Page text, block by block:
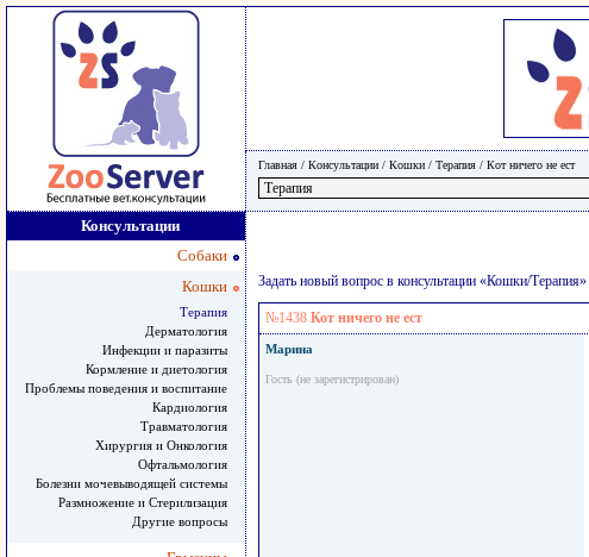
Главная / Консультации / Кошки / Терапия / Кот ничего не ест
Консультации
Собаки
Кошки
Терапия
Дерматология
Инфекции и паразиты
Кормление и диетология
Проблемы поведения и воспитание
Кардиология
Травматология
Хирургия и Онкология
Офтальмология
Болезни мочевыводящей системы
Размножение и Стерилизация
Другие вопросы
Задать новый вопрос в консультации «Кошки/Терапия»
№1438 Кот ничего не ест
Марина
Гость (не зарегистрирован)